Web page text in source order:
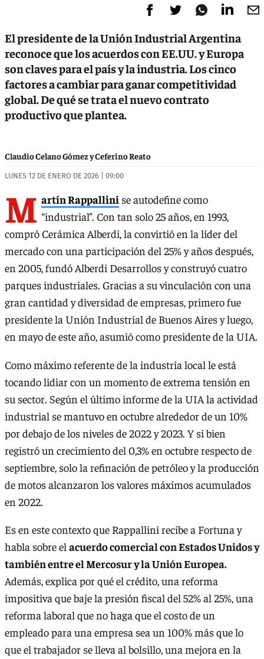
El presidente de la Unión Industrial Argentina
reconoce que los acuerdos con EE.UU. y Europa
son claves para el país y la industria. Los cinco
factores a cambiar para ganar competitividad
global. De qué se trata el nuevo contrato
productivo que plantea.
Claudio Celano Gómez y Ceferino Reato
LUNES 12 DE ENERO DE 2026 | 09:00
M artín Rappallini se autodefine como
“industrial”. Con tan solo 25 años, en 1993,
compró Cerámica Alberdi, la convirtió en la líder del
mercado con una participación del 25% y años después,
en 2005, fundó Alberdi Desarrollos y construyó cuatro
parques industriales. Gracias a su vinculación con una
gran cantidad y diversidad de empresas, primero fue
presidente la Unión Industrial de Buenos Aires y luego,
en mayo de este año, asumió como presidente de la UIA.
Como máximo referente de la industria local le está
tocando lidiar con un momento de extrema tensión en
su sector. Según el último informe de la UIA la actividad
industrial se mantuvo en octubre alrededor de un 10%
por debajo de los niveles de 2022 y 2023. Y si bien
registró un crecimiento del 0,3% en octubre respecto de
septiembre, solo la refinación de petróleo y la producción
de motos alcanzaron los valores máximos acumulados
en 2022.
Es en este contexto que Rappallini recibe a Fortuna y
habla sobre el acuerdo comercial con Estados Unidos y
también entre el Mercosur y la Unión Europea.
Además, explica por qué el crédito, una reforma
impositiva que baje la presión fiscal del 52% al 25%, una
reforma laboral que no haga que el costo de un
empleado para una empresa sea un 100% más que lo
que el trabajador se lleva al bolsillo, una mejora en la